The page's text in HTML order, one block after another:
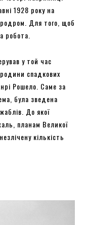
1928 року на
Для того, щоб
робота.
у той час
спадкових
Рошело. Саме за
була зведена
До якої
планам Великої
кількість